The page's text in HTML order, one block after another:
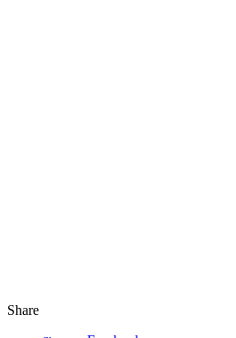
Share